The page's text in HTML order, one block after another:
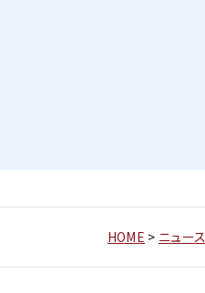
HOME > ニュース